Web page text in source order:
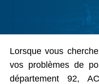
Lorsque vous
vos problèmes de
département 92,